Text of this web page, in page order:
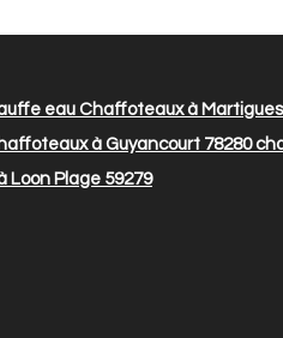
eau Chaffoteaux à Martigues
à Guyancourt 78280
Plage 59279